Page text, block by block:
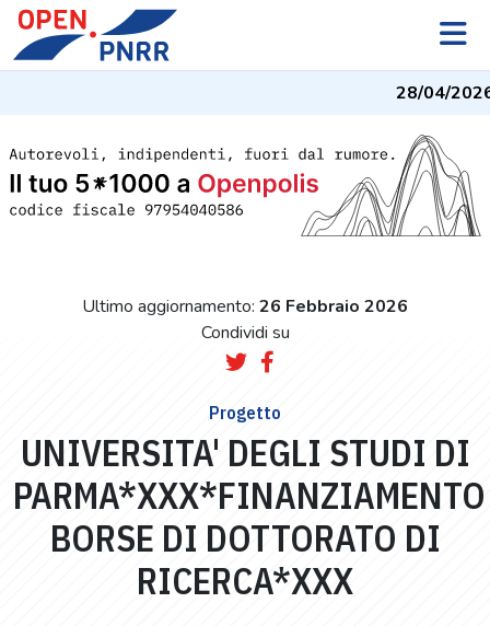
28/04/2026-
Ultimo aggiornamento: 26 Febbraio 2026
Condividi su
Progetto
UNIVERSITA' DEGLI STUDI DI
PARMA*XXX*FINANZIAMENTO
BORSE DI DOTTORATO DI
RICERCA*XXX